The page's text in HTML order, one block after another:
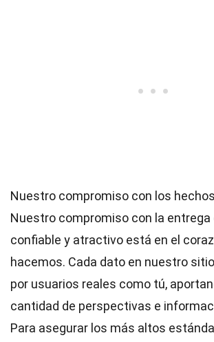
Nuestro compromiso con los
Nuestro compromiso con la
confiable y atractivo está en el
hacemos. Cada dato en nuestro
por usuarios reales como tú,
cantidad de perspectivas e
Para asegurar los más altos